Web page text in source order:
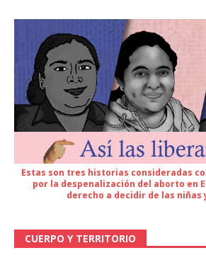
Estas son tres historias consideradas
por la despenalización del aborto en
derecho a decidir de las niñas
CUERPO Y TERRITORIO